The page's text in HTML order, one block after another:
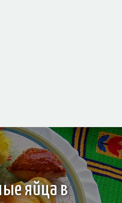
яйца в